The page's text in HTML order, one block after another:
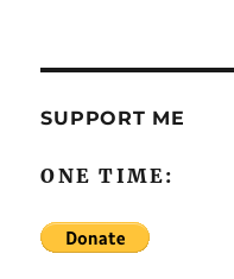
SUPPORT ME
ONE TIME: